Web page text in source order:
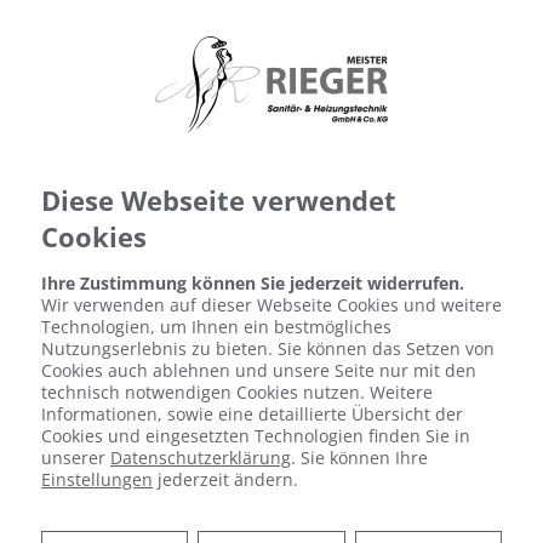
Diese Webseite verwendet
Cookies
Ihre Zustimmung können Sie jederzeit widerrufen.
Wir verwenden auf dieser Webseite Cookies und weitere
Technologien, um Ihnen ein bestmögliches
Nutzungserlebnis zu bieten. Sie können das Setzen von
Cookies auch ablehnen und unsere Seite nur mit den
technisch notwendigen Cookies nutzen. Weitere
Informationen, sowie eine detaillierte Übersicht der
Cookies und eingesetzten Technologien finden Sie in
unserer Datenschutzerklärung. Sie können Ihre
Einstellungen jederzeit ändern.